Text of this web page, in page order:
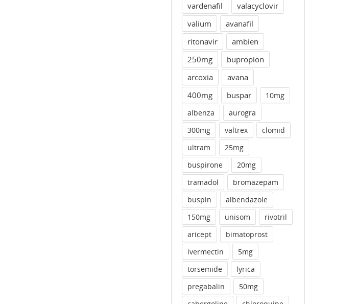
vardenafil
valacyclovir
valium
avanafil
ritonavir
ambien
250mg
bupropion
arcoxia
avana
400mg
buspar
10mg
albenza
aurogra
300mg
valtrex
clomid
ultram
25mg
buspirone
20mg
tramadol
bromazepam
buspin
albendazole
150mg
unisom
rivotril
aricept
bimatoprost
ivermectin
5mg
torsemide
lyrica
pregabalin
50mg